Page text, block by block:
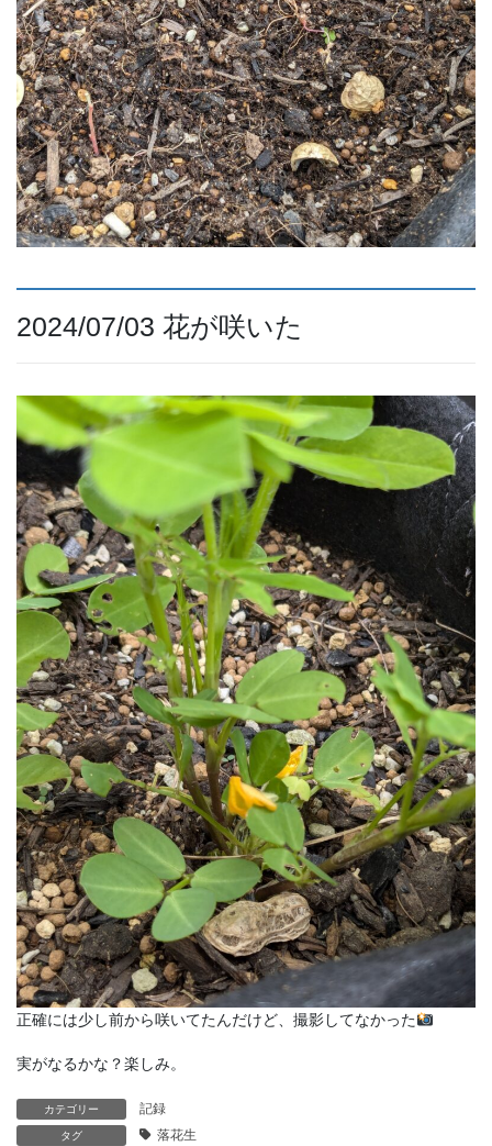
2024/07/03 花が咲いた
正確には少し前から咲いてたんだけど、撮影してなかった
実がなるかな？楽しみ。
カテゴリー 記録
タグ 落花生